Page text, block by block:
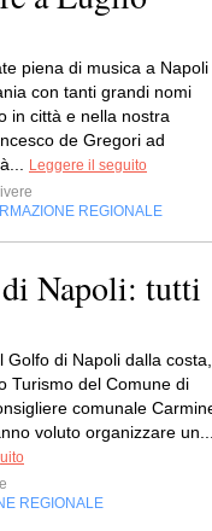
piena di musica a Napoli
con tanti grandi nomi
in città e nella nostra
de Gregori ad
Leggere il seguito
REGIONALE
Napoli: tutti
Golfo di Napoli dalla costa,
Turismo del Comune di
comunale
voluto organizzare
REGIONALE